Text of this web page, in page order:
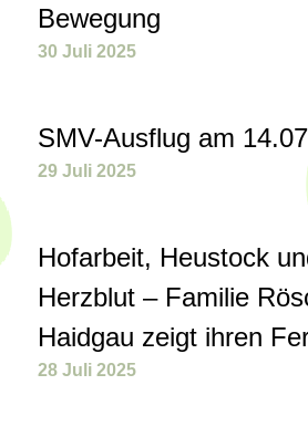
Bewegung
30 Juli 2025
SMV-Ausflug am
29 Juli 2025
Hofarbeit, Heustock
Herzblut – Familie
Haidgau zeigt ihren
28 Juli 2025